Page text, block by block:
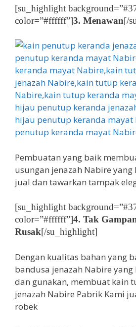
[su_highlight
color=”#ffffff”]3. Menawan[/
Pembuatan yang baik
usungan jenazah Nabire yang
jual dan tawarkan tampak
[su_highlight
color=”#ffffff”]4. Tak
Rusak[/su_highlight]
Dengan kualitas bahan yang
bandusa jenazah Nabire
dan gunakan, membuat kain
jenazah Nabire Pabrik Kami
robek